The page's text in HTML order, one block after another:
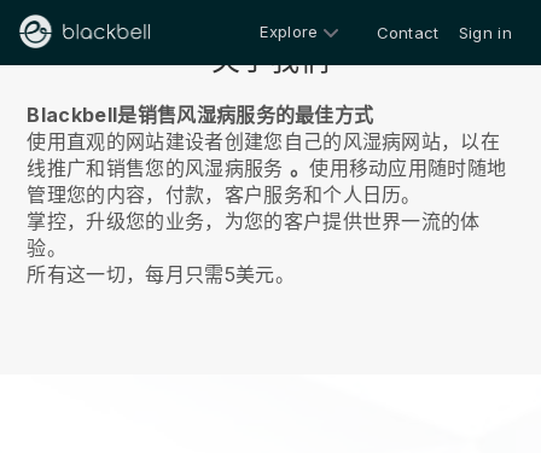
Explore Contact Sign in
关于我们
Blackbell是销售风湿病服务的最佳方式
使用直观的网站建设者创建您自己的风湿病网站，以在
线推广和销售您的风湿病服务 。使用移动应用随时随地
管理您的内容，付款，客户服务和个人日历。
掌控，升级您的业务，为您的客户提供世界一流的体
验。
所有这一切，每月只需5美元。